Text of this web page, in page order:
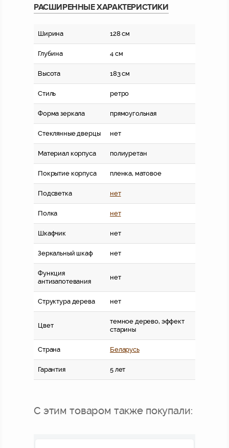
РАСШИРЕННЫЕ ХАРАКТЕРИСТИКИ
Ширина 128 см
Глубина 4 см
Высота 183 см
Стиль ретро
Форма зеркала прямоугольная
Стеклянные дверцы нет
Материал корпуса полиуретан
Покрытие корпуса пленка, матовое
Подсветка нет
Полка нет
Шкафчик нет
Зеркальный шкаф нет
Функция
антизапотевания
нет
Структура дерева нет
Цвет
темное дерево, эффект
старины
Страна Беларусь
Гарантия 5 лет
С этим товаром также покупали: